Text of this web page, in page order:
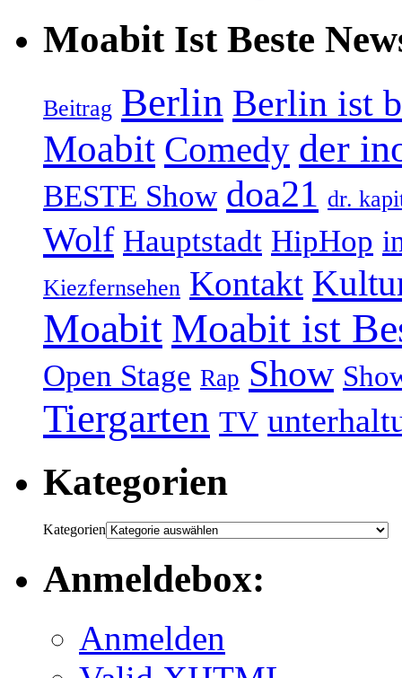
Moabit Ist Beste
Beitrag Berlin Berlin ist
Moabit Comedy der
BESTE Show doa21 dr.
Wolf Hauptstadt HipHop
Kiezfernsehen Kontakt
Moabit Moabit ist
Open Stage Rap Show
Tiergarten TV
Kategorien
Kategorien
Anmeldebox:
Anmelden